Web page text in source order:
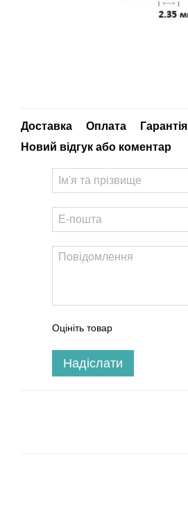
Доставка Оплата
Гарантія
Новий відгук або коментар
Оцініть товар
Надіслати